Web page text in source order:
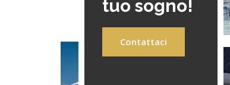
tuo sogno!
Contattaci